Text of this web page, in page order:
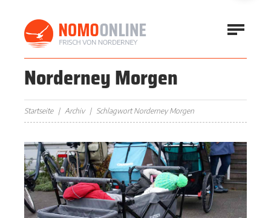
Norderney Morgen
Startseite Archiv Schlagwort Norderney Morgen